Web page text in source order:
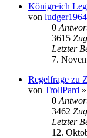
Königreich
von ludger1964
0
3615
Letzter
7.
Regelfrage zu
von TrollPard »
0
3462
Letzter
12.